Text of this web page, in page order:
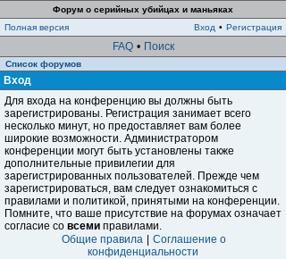
Форум о серийных убийцах и маньяках
Полная версия
Вход • Регистрация
FAQ • Поиск
Список форумов
Вход
Для входа на конференцию вы должны быть
зарегистрированы. Регистрация занимает всего
несколько минут, но предоставляет вам более
широкие возможности. Администратором
конференции могут быть установлены также
дополнительные привилегии для
зарегистрированных пользователей. Прежде чем
зарегистрироваться, вам следует ознакомиться с
правилами и политикой, принятыми на конференции.
Помните, что ваше присутствие на форумах означает
согласие со всеми правилами.
Общие правила
Соглашение о
конфиденциальности